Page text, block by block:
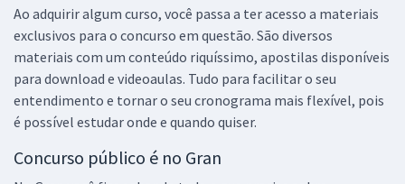
Ao adquirir algum curso, você passa a ter acesso a materiais
exclusivos para o concurso em questão. São diversos
materiais com um conteúdo riquíssimo, apostilas disponíveis
para download e videoaulas. Tudo para facilitar o seu
entendimento e tornar o seu cronograma mais flexível, pois
é possível estudar onde e quando quiser.
Concurso público é no Gran